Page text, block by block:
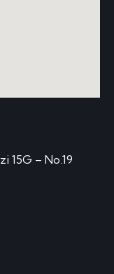
15G – No.19